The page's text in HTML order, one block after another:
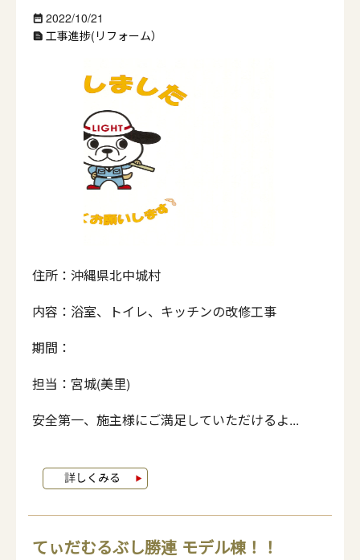
date_range 2022/10/21
text_snippet 工事進捗(リフォーム）
住所：沖縄県北中城村
内容：浴室、トイレ、キッチンの改修工事
期間：
担当：宮城(美里)
安全第一、施主様にご満足していただけるよ...
てぃだむるぶし勝連 モデル棟！！